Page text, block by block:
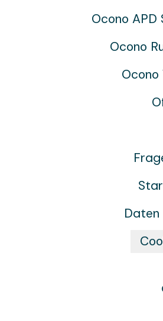
Ocono APD
Ocono
Ocono